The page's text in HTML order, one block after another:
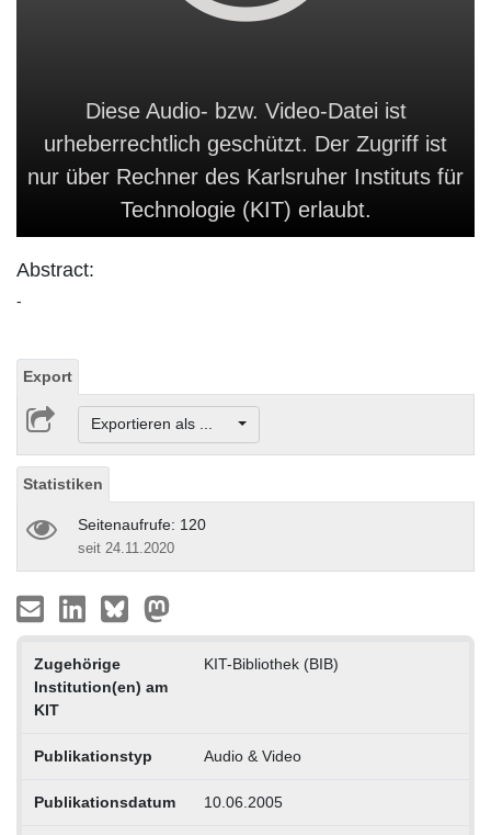
Diese Audio- bzw. Video-Datei ist
urheberrechtlich geschützt. Der Zugriff ist
nur über Rechner des Karlsruher Instituts für
Technologie (KIT) erlaubt.
Abstract:
-
Export
Exportieren als ...
Statistiken
Seitenaufrufe: 120
seit 24.11.2020
Zugehörige
Institution(en) am
KIT
KIT-Bibliothek (BIB)
Publikationstyp Audio & Video
Publikationsdatum 10.06.2005